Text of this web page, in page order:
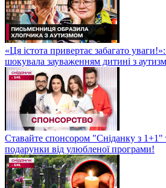
«Ця істота привертає забагато
шокувала зауваженням дитині з
Ставайте спонсором "Сніданку з 1+1"
подарунки від улюбленої програми!